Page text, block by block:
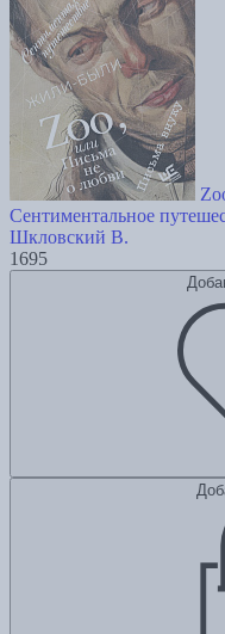
Сентиментальное
Шкловский В.
1695